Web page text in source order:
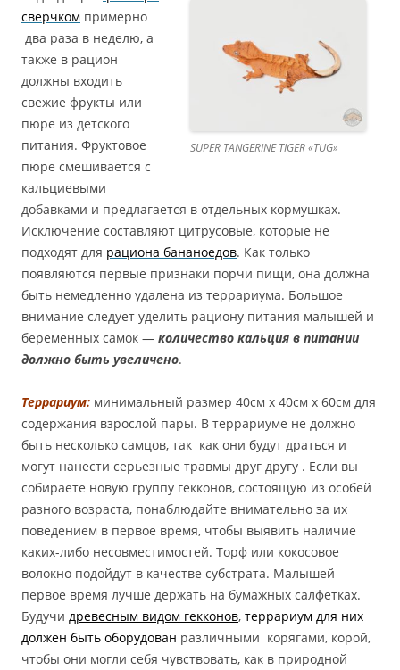
SUPER TANGERINE TIGER «TUG»
сверчком примерно
два раза в неделю, а
также в рацион
должны входить
свежие фрукты или
пюре из детского
питания. Фруктовое
пюре смешивается с
кальциевыми
добавками и предлагается в отдельных кормушках.
Исключение составляют цитрусовые, которые не
подходят для рациона бананоедов. Как только
появляются первые признаки порчи пищи, она должна
быть немедленно удалена из террариума. Большое
внимание следует уделить рациону питания малышей и
беременных самок — количество кальция в питании
должно быть увеличено.
Террариум: минимальный размер 40см х 40см х 60см для
содержания взрослой пары. В террариуме не должно
быть несколько самцов, так как они будут драться и
могут нанести серьезные травмы друг другу . Если вы
собираете новую группу гекконов, состоящую из особей
разного возраста, понаблюдайте внимательно за их
поведением в первое время, чтобы выявить наличие
каких-либо несовместимостей. Торф или кокосовое
волокно подойдут в качестве субстрата. Малышей
первое время лучше держать на бумажных салфетках.
Будучи древесным видом гекконов, террариум для них
должен быть оборудован различными корягами, корой,
чтобы они могли себя чувствовать, как в природной